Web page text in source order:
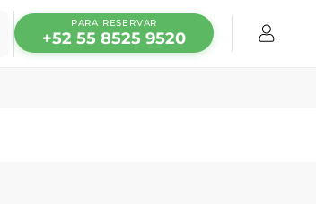
PARA RESERVAR
+52 55 8525 9520